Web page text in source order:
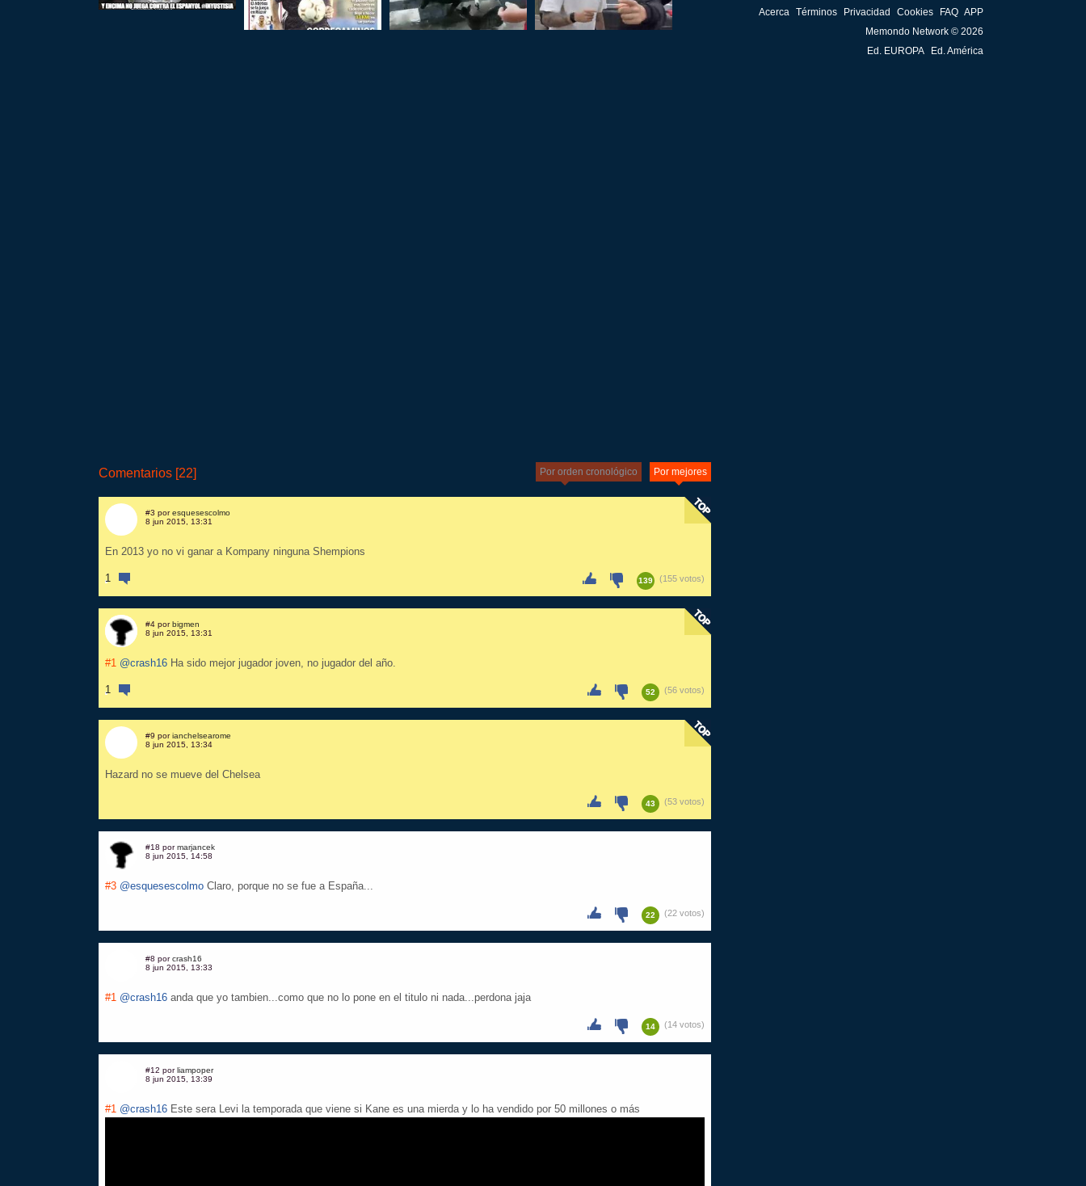
Comentarios [22] Por mejores
Por orden cronológico
#3 poresquesescolmo
8 jun 2015, 13:31
En 2013 yo no vi ganar a Kompany ninguna Shempions
1 139 (155 votos)
#4 porbigmen
8 jun 2015, 13:31
#1 @crash16 Ha sido mejor jugador joven, no jugador del año.
1 52 (56 votos)
#9 porianchelsearome
8 jun 2015, 13:34
Hazard no se mueve del Chelsea
43 (53 votos)
#18 pormarjancek
8 jun 2015, 14:58
#3 @esquesescolmo Claro, porque no se fue a España...
22 (22 votos)
#8 porcrash16
8 jun 2015, 13:33
#1 @crash16 anda que yo tambien...como que no lo pone en el titulo ni nada...perdona jaja
14 (14 votos)
#12 porliampoper
8 jun 2015, 13:39
#1 @crash16 Este sera Levi la temporada que viene si Kane es una mierda y lo ha vendido por 50 millones o más
Acerca Términos Privacidad Cookies FAQ APP
Memondo Network © 2026
Ed. EUROPA
Ed. América